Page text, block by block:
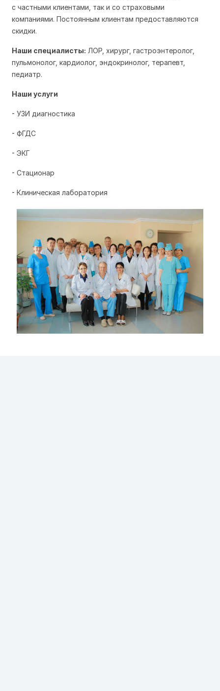
с частными клиентами, так и со страховыми
компаниями. Постоянным клиентам предоставляются
скидки.
Наши специалисты: ЛОР, хирург, гастроэнтеролог,
пульмонолог, кардиолог, эндокринолог, терапевт,
педиатр.
Наши услуги
- УЗИ диагностика
- ФГДС
- ЭКГ
- Стационар
- Клиническая лаборатория